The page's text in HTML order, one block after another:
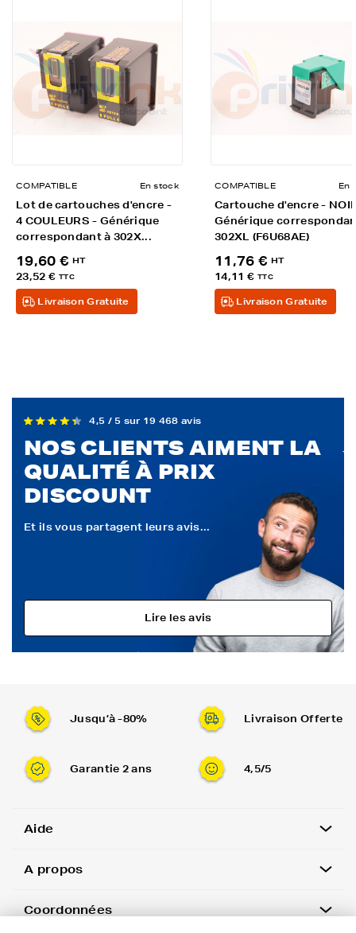
COMPATIBLE En stock
Lot de cartouches d'encre -
4 COULEURS - Générique
correspondant à 302X...
19,60 € HT
23,52 € TTC
Livraison Gratuite
COMPATIBLE En
Cartouche d'encre -
Générique
302XL (F6U68AE)
11,76 € HT
14,11 € TTC
Livraison Gratuite
4,5 / 5 sur 19 468 avis
NOS CLIENTS AIMENT LA
QUALITÉ À PRIX
DISCOUNT
Et ils vous partagent leurs avis...
Lire les avis
Jusqu’à -80% Livraison Offerte
Garantie 2 ans 4,5/5
Aide
A propos
Coordonnées